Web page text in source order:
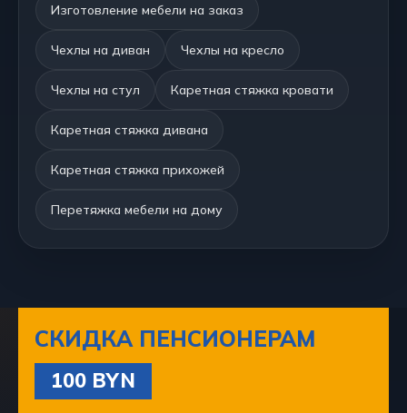
Изготовление мебели на заказ
Чехлы на диван Чехлы на кресло
Чехлы на стул Каретная стяжка кровати
Каретная стяжка дивана
Каретная стяжка прихожей
Перетяжка мебели на дому
СКИДКА ПЕНСИОНЕРАМ
100 BYN